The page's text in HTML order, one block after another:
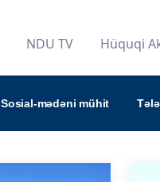
NDU TV Hüquqi
Sosial-mədəni mühit